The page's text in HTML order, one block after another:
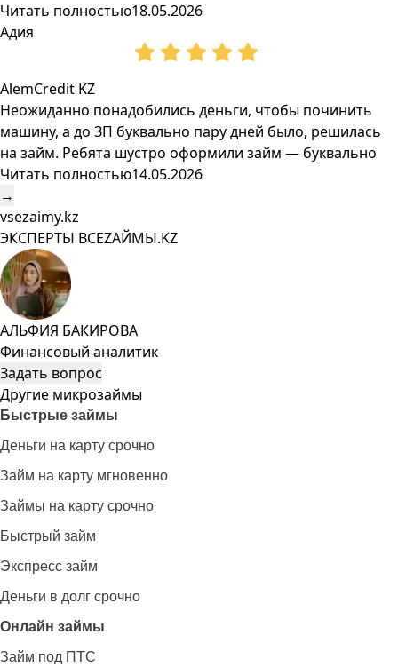
Читать полностью18.05.2026
Адия
AlemCredit KZ
Неожиданно понадобились деньги, чтобы починить
машину, а до ЗП буквально пару дней было, решилась
на займ. Ребята шустро оформили займ — буквально
Читать полностью14.05.2026
→
vsezaimy.kz
ЭКСПЕРТЫ ВСЕZAЙМЫ.KZ
АЛЬФИЯ БАКИРОВА
Финансовый аналитик
Задать вопрос
Другие микрозаймы
Быстрые займы
Деньги на карту срочно
Займ на карту мгновенно
Займы на карту срочно
Быстрый займ
Экспресс займ
Деньги в долг срочно
Онлайн займы
Займ под ПТС